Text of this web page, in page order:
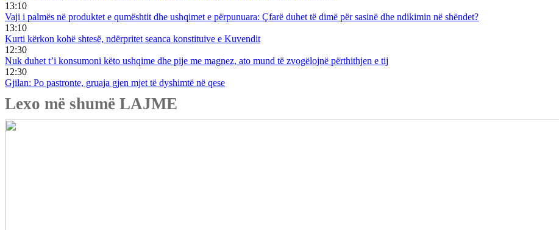
13:10
Vaji i palmës në produktet e qumështit dhe ushqimet e përpunuara: Çfarë duhet të dimë për sasinë dhe ndikimin në shëndet?
13:10
Kurti kërkon kohë shtesë, ndërpritet seanca konstituive e Kuvendit
12:30
Nuk duhet t’i konsumoni këto ushqime dhe pije me magnez, ato mund të zvogëlojnë përthithjen e tij
12:30
Gjilan: Po pastronte, gruaja gjen mjet të dyshimtë në qese
Lexo më shumë LAJME